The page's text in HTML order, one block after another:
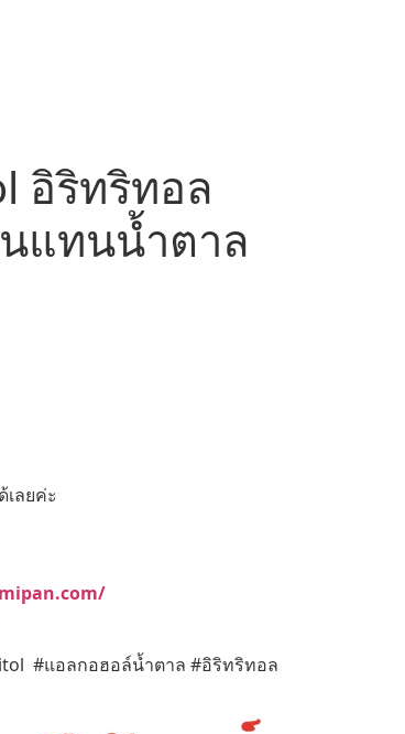
อิริทริทอล
แทนน้ำตาล
ลยค่ะ
#แอลกอฮอล์น้ำตาล #อิริทริทอล